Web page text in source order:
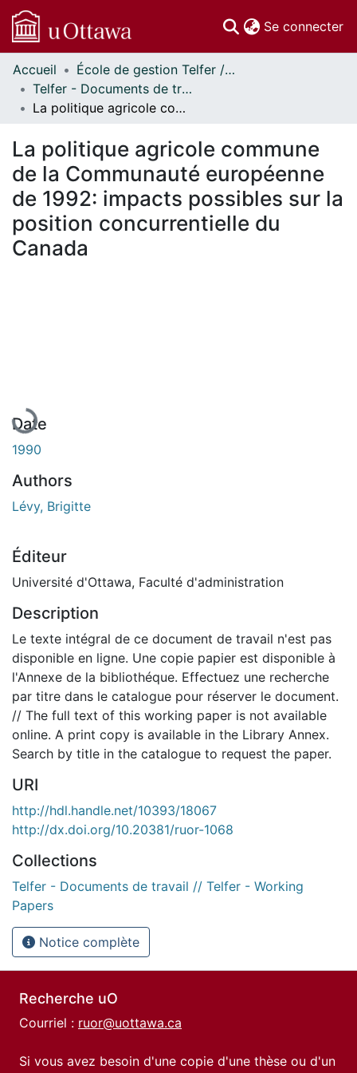
Se connecter
Communautés
et collections
Parcourir
À propos
Accueil
École de gestion Telfer // Telfer School of Management
Telfer - Documents de travail // Telfer - Working Papers
La politique agricole commune de la Communauté européenne de 1992: impacts possibles sur la position concurrentielle du Canada
La politique agricole commune
de la Communauté européenne
de 1992: impacts possibles sur la
position concurrentielle du
Canada
Date
1990
Authors
Lévy, Brigitte
Éditeur
Université d'Ottawa, Faculté d'administration
Description
Le texte intégral de ce document de travail n'est pas
disponible en ligne. Une copie papier est disponible à
l'Annexe de la bibliothéque. Effectuez une recherche
par titre dans le catalogue pour réserver le document.
// The full text of this working paper is not available
online. A print copy is available in the Library Annex.
Search by title in the catalogue to request the paper.
URI
http://hdl.handle.net/10393/18067
http://dx.doi.org/10.20381/ruor-1068
Collections
Telfer - Documents de travail // Telfer - Working
Papers
Notice complète
Recherche uO
Courriel : ruor@uottawa.ca
Si vous avez besoin d'une copie d'une thèse ou d'un